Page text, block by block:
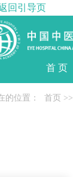
回引导页
首 页
的位置： 首页 >>